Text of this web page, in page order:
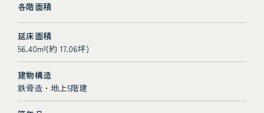
各階面積
延床面積
56.40m²(約 17.06坪)
建物構造
鉄骨造・地上5階建